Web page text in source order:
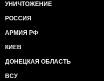
УНИЧТОЖЕНИЕ
РОССИЯ
АРМИЯ РФ
КИЕВ
ДОНЕЦКАЯ ОБЛАСТЬ
ВСУ